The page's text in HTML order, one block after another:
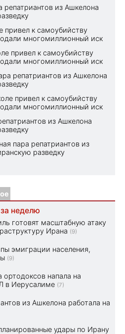
репатриантов из Ашкелона
привел к самоубийству
многомиллионный иск
привел к самоубийству
многомиллионный иск
репатриантов из Ашкелона
привел к самоубийству
многомиллионный иск
из Ашкелона
пара репатриантов из
разведку
неделю
готовят масштабную атаку
Ирана (9)
эмиграции населения,
(9)
напала на
в Иерусалиме (7)
из Ашкелона работала на
удары по Ирану